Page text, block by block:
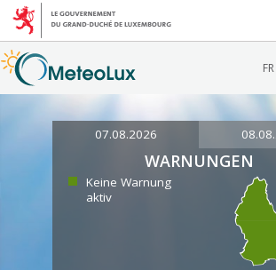
FR
07.08.2026
WARNUNGEN
Keine Warnung
aktiv